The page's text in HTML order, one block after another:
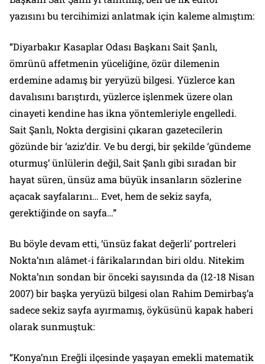
yazısını bu tercihimizi anlatmak için kaleme almıştım:
“Diyarbakır Kasaplar Odası Başkanı Sait Şanlı,
ömrünü affetmenin yüceliğine, özür dilemenin
erdemine adamış bir yeryüzü bilgesi. Yüzlerce kan
davalısını barıştırdı, yüzlerce işlenmek üzere olan
cinayeti kendine has ikna yöntemleriyle engelledi.
Sait Şanlı, Nokta dergisini çıkaran gazetecilerin
gözünde bir ‘aziz’dir. Ve bu dergi, bir şekilde ‘gündeme
oturmuş’ ünlülerin değil, Sait Şanlı gibi sıradan bir
hayat süren, ünsüz ama büyük insanların sözlerine
açacak sayfalarını… Evet, hem de sekiz sayfa,
gerektiğinde on sayfa…”
Bu böyle devam etti, ‘ünsüz fakat değerli’ portreleri
Nokta’nın alâmet-i fârikalarından biri oldu. Nitekim
Nokta’nın sondan bir önceki sayısında da (12-18 Nisan
2007) bir başka yeryüzü bilgesi olan Rahim Demirbaş’a
sadece sekiz sayfa ayırmamış, öyküsünü kapak haberi
olarak sunmuştuk:
“Konya’nın Ereğli ilçesinde yaşayan emekli matematik